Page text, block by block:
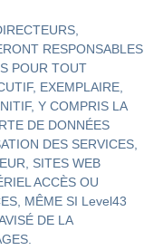
RESPONSABLES
POUR TOUT
EXEMPLAIRE,
Y COMPRIS LA
DE DONNÉES
DES SERVICES,
SITES WEB
ACCÈS OU
MÊME SI Level43
DE LA